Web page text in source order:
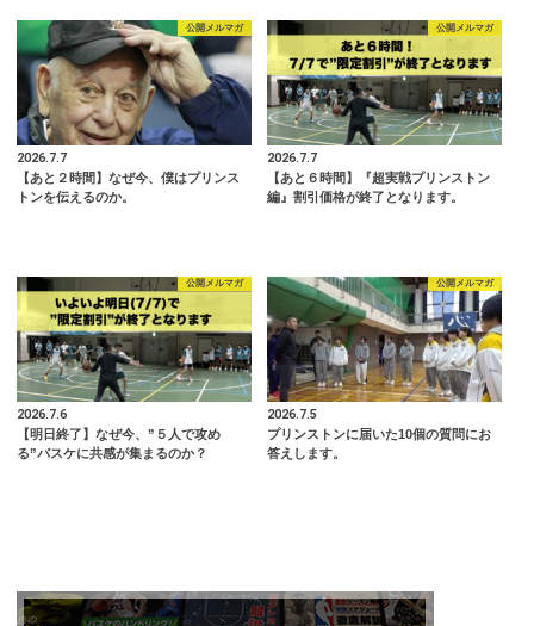
公開メルマガ
2026.7.7
【あと２時間】なぜ今、僕はプリンス
トンを伝えるのか。
公開メルマガ
2026.7.7
【あと６時間】『超実戦プリンストン
編』割引価格が終了となります。
公開メルマガ
2026.7.6
【明日終了】なぜ今、”５人で攻め
る”バスケに共感が集まるのか？
公開メルマガ
2026.7.5
プリンストンに届いた10個の質問にお
答えします。